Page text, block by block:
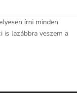
írni minden
is lazábbra veszem a